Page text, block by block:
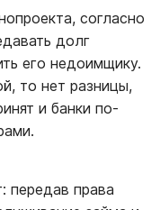
согласно
долг
его недоимщику.
то нет разницы,
и банки по-
передав права